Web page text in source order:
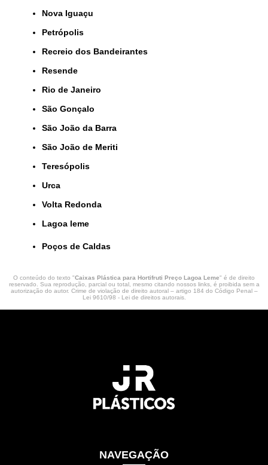
Nova Iguaçu
Petrópolis
Recreio dos Bandeirantes
Resende
Rio de Janeiro
São Gonçalo
São João da Barra
São João de Meriti
Teresópolis
Urca
Volta Redonda
lagoa leme
Poços de Caldas
O conteúdo do texto "Caixas Plástica para Hortifruti Preço Lagoa Leme" é de direito
reservado. Sua reprodução, parcial ou total, mesmo citando nossos links, é proibida sem a
autorização do autor. Crime de violação de direito autoral – artigo 184 do Código Penal –
Lei 9610/98 - Lei de direitos autorais.
NAVEGAÇÃO